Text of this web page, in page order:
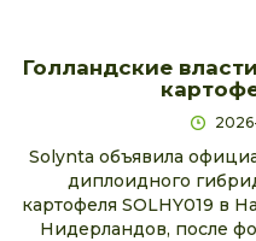
Голландские
Solynta объявила
диплоидного
картофеля SOLHY019 в
Нидерландов, после